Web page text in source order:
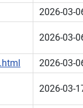
2026-03-
2026-03-
2026-03-
2026-03-